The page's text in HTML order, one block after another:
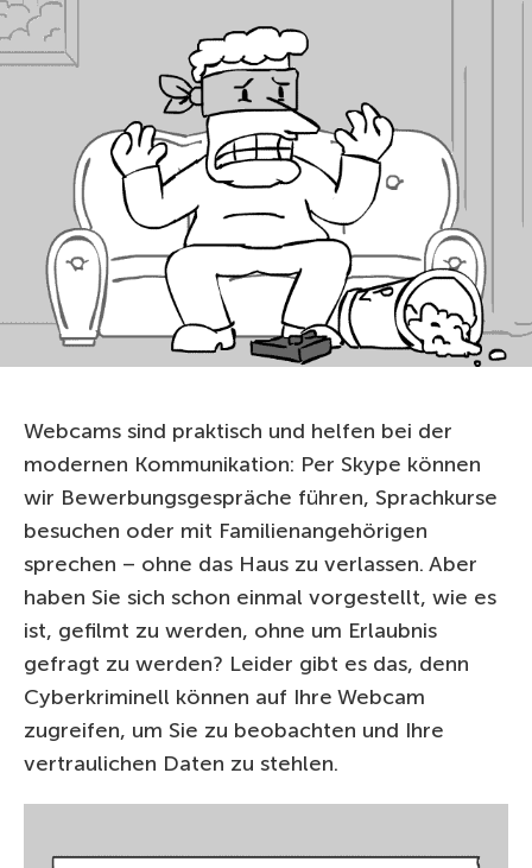
Webcams sind praktisch und helfen bei der
modernen Kommunikation: Per Skype können
wir Bewerbungsgespräche führen, Sprachkurse
besuchen oder mit Familienangehörigen
sprechen – ohne das Haus zu verlassen. Aber
haben Sie sich schon einmal vorgestellt, wie es
ist, gefilmt zu werden, ohne um Erlaubnis
gefragt zu werden? Leider gibt es das, denn
Cyberkriminell können auf Ihre Webcam
zugreifen, um Sie zu beobachten und Ihre
vertraulichen Daten zu stehlen.